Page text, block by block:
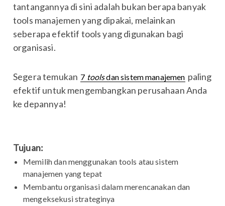
tantangannya di sini adalah bukan berapa banyak
tools manajemen yang dipakai, melainkan
seberapa efektif tools yang digunakan bagi
organisasi.
Segera temukan 7 toolsdan sistem manajemen paling
efektif untuk mengembangkan perusahaan Anda
ke depannya!
Tujuan:
Memilih dan menggunakan tools atau sistem
manajemen yang tepat
Membantu organisasi dalam merencanakan dan
mengeksekusi strateginya